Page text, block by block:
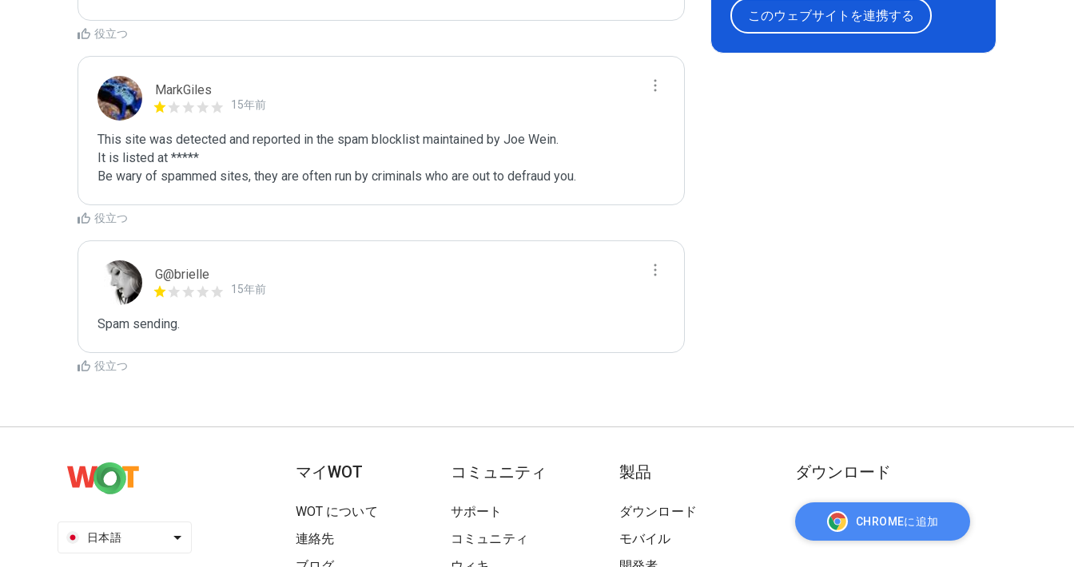
役立つ
MarkGiles
15年前
This site was detected and reported in the spam blocklist maintained by Joe Wein.
It is listed at *****
Be wary of spammed sites, they are often run by criminals who are out to defraud you.
役立つ
G@brielle
15年前
Spam sending.
役立つ
このウェブサイトを連携する
日本語
マイWOT
WOT について
連絡先
コミュニティ
サポート
コミュニティ
製品
ダウンロード
モバイル
ダウンロード
CHROMEに追加